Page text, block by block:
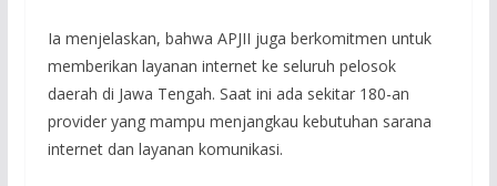
Ia menjelaskan, bahwa APJII juga berkomitmen untuk
memberikan layanan internet ke seluruh pelosok
daerah di Jawa Tengah. Saat ini ada sekitar 180-an
provider yang mampu menjangkau kebutuhan sarana
internet dan layanan komunikasi.